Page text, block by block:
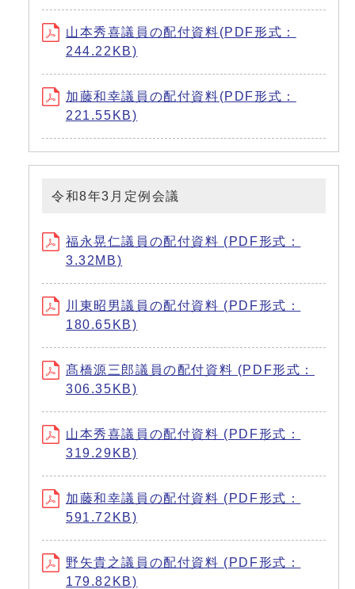
山本秀喜議員の配付資料(PDF形式：
244.22KB)
加藤和幸議員の配付資料(PDF形式：
221.55KB)
令和8年3月定例会議
福永晃仁議員の配付資料 (PDF形式：
3.32MB)
川東昭男議員の配付資料 (PDF形式：
180.65KB)
髙橋源三郎議員の配付資料 (PDF形式：
306.35KB)
山本秀喜議員の配付資料 (PDF形式：
319.29KB)
加藤和幸議員の配付資料 (PDF形式：
591.72KB)
野矢貴之議員の配付資料 (PDF形式：
179.82KB)